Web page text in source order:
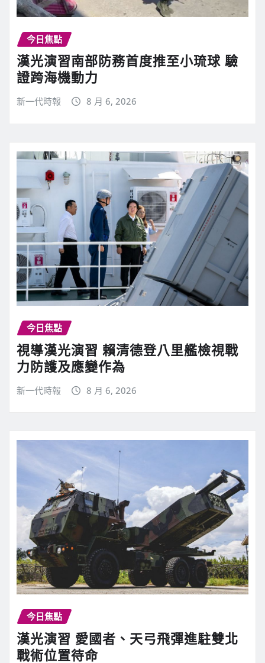
今日焦點
漢光演習南部防務首度推至小琉球 驗
證跨海機動力
新一代時報 8 月 6, 2026
今日焦點
視導漢光演習 賴清德登八里艦檢視戰
力防護及應變作為
新一代時報 8 月 6, 2026
今日焦點
漢光演習 愛國者、天弓飛彈進駐雙北
戰術位置待命